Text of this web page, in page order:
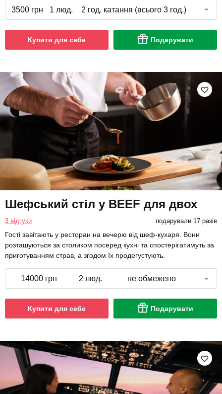
3500 грн 1 люд. 2 год. катання (всього 3 год.)
Купити для себе Подарувати
Шефський стіл у BEEF для двох
3 відгуки подарували 17 разів
Гості завітають у ресторан на вечерю від шеф-кухаря. Вони
розташуються за столиком посеред кухні та спостерігатимуть за
приготуванням страв, а згодом їх продегустують.
14000 грн 2 люд. не обмежено
Купити для себе Подарувати